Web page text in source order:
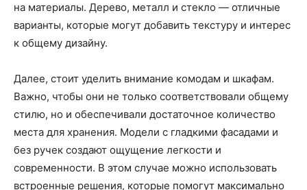
на материалы. Дерево, металл и стекло — отличные
варианты, которые могут добавить текстуру и интерес
к общему дизайну.
Далее, стоит уделить внимание комодам и шкафам.
Важно, чтобы они не только соответствовали общему
стилю, но и обеспечивали достаточное количество
места для хранения. Модели с гладкими фасадами и
без ручек создают ощущение легкости и
современности. В этом случае можно использовать
встроенные решения, которые помогут максимально